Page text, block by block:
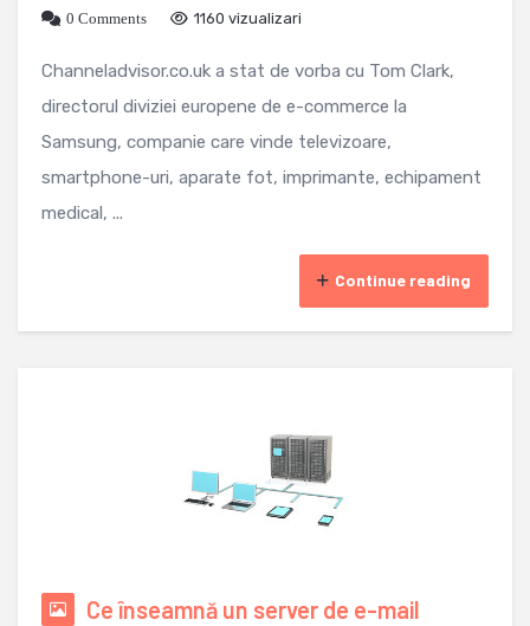
0 Comments
1160 vizualizari
Channeladvisor.co.uk a stat de vorba cu Tom Clark,
directorul diviziei europene de e-commerce la
Samsung, companie care vinde televizoare,
smartphone-uri, aparate fot, imprimante, echipament
medical, ...
Continue reading
Ce înseamnă un server de e-mail